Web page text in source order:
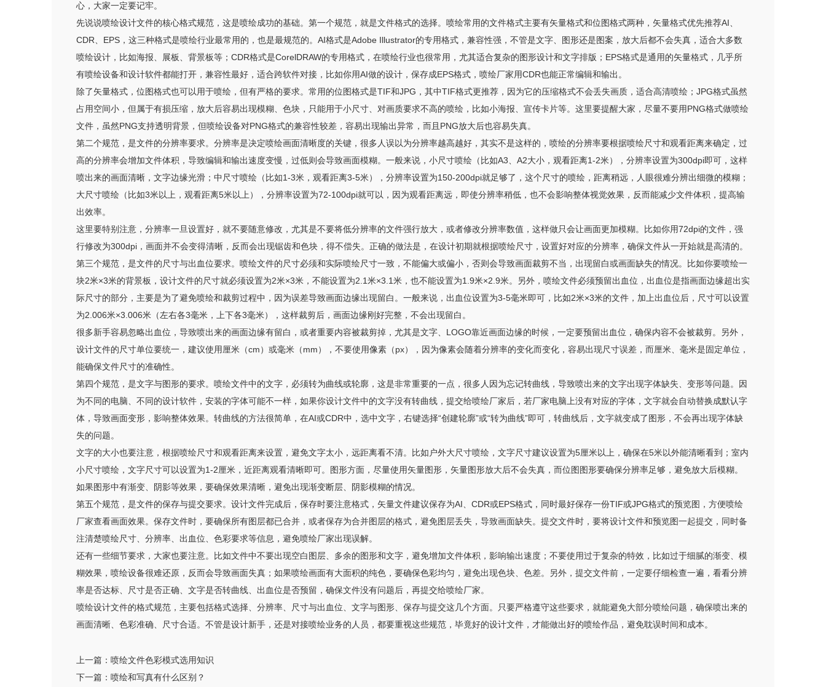
心，大家一定要记牢。
先说说喷绘设计文件的核心格式规范，这是喷绘成功的基础。第一个规范，就是文件格式的选择。喷绘常用的文件格式主要有矢量格式和位图格式两种，矢量格式优先推荐AI、
CDR、EPS，这三种格式是喷绘行业最常用的，也是最规范的。AI格式是Adobe Illustrator的专用格式，兼容性强，不管是文字、图形还是图案，放大后都不会失真，适合大多数
喷绘设计，比如海报、展板、背景板等；CDR格式是CorelDRAW的专用格式，在喷绘行业也很常用，尤其适合复杂的图形设计和文字排版；EPS格式是通用的矢量格式，几乎所
有喷绘设备和设计软件都能打开，兼容性最好，适合跨软件对接，比如你用AI做的设计，保存成EPS格式，喷绘厂家用CDR也能正常编辑和输出。
除了矢量格式，位图格式也可以用于喷绘，但有严格的要求。常用的位图格式是TIF和JPG，其中TIF格式更推荐，因为它的压缩格式不会丢失画质，适合高清喷绘；JPG格式虽然
占用空间小，但属于有损压缩，放大后容易出现模糊、色块，只能用于小尺寸、对画质要求不高的喷绘，比如小海报、宣传卡片等。这里要提醒大家，尽量不要用PNG格式做喷绘
文件，虽然PNG支持透明背景，但喷绘设备对PNG格式的兼容性较差，容易出现输出异常，而且PNG放大后也容易失真。
第二个规范，是文件的分辨率要求。分辨率是决定喷绘画面清晰度的关键，很多人误以为分辨率越高越好，其实不是这样的，喷绘的分辨率要根据喷绘尺寸和观看距离来确定，过
高的分辨率会增加文件体积，导致编辑和输出速度变慢，过低则会导致画面模糊。一般来说，小尺寸喷绘（比如A3、A2大小，观看距离1-2米），分辨率设置为300dpi即可，这样
喷出来的画面清晰，文字边缘光滑；中尺寸喷绘（比如1-3米，观看距离3-5米），分辨率设置为150-200dpi就足够了，这个尺寸的喷绘，距离稍远，人眼很难分辨出细微的模糊；
大尺寸喷绘（比如3米以上，观看距离5米以上），分辨率设置为72-100dpi就可以，因为观看距离远，即使分辨率稍低，也不会影响整体视觉效果，反而能减少文件体积，提高输
出效率。
这里要特别注意，分辨率一旦设置好，就不要随意修改，尤其是不要将低分辨率的文件强行放大，或者修改分辨率数值，这样做只会让画面更加模糊。比如你用72dpi的文件，强
行修改为300dpi，画面并不会变得清晰，反而会出现锯齿和色块，得不偿失。正确的做法是，在设计初期就根据喷绘尺寸，设置好对应的分辨率，确保文件从一开始就是高清的。
第三个规范，是文件的尺寸与出血位要求。喷绘文件的尺寸必须和实际喷绘尺寸一致，不能偏大或偏小，否则会导致画面裁剪不当，出现留白或画面缺失的情况。比如你要喷绘一
块2米×3米的背景板，设计文件的尺寸就必须设置为2米×3米，不能设置为2.1米×3.1米，也不能设置为1.9米×2.9米。另外，喷绘文件必须预留出血位，出血位是指画面边缘超出实
际尺寸的部分，主要是为了避免喷绘和裁剪过程中，因为误差导致画面边缘出现留白。一般来说，出血位设置为3-5毫米即可，比如2米×3米的文件，加上出血位后，尺寸可以设置
为2.006米×3.006米（左右各3毫米，上下各3毫米），这样裁剪后，画面边缘刚好完整，不会出现留白。
很多新手容易忽略出血位，导致喷出来的画面边缘有留白，或者重要内容被裁剪掉，尤其是文字、LOGO靠近画面边缘的时候，一定要预留出血位，确保内容不会被裁剪。另外，
设计文件的尺寸单位要统一，建议使用厘米（cm）或毫米（mm），不要使用像素（px），因为像素会随着分辨率的变化而变化，容易出现尺寸误差，而厘米、毫米是固定单位，
能确保文件尺寸的准确性。
第四个规范，是文字与图形的要求。喷绘文件中的文字，必须转为曲线或轮廓，这是非常重要的一点，很多人因为忘记转曲线，导致喷出来的文字出现字体缺失、变形等问题。因
为不同的电脑、不同的设计软件，安装的字体可能不一样，如果你设计文件中的文字没有转曲线，提交给喷绘厂家后，若厂家电脑上没有对应的字体，文字就会自动替换成默认字
体，导致画面变形，影响整体效果。转曲线的方法很简单，在AI或CDR中，选中文字，右键选择“创建轮廓”或“转为曲线”即可，转曲线后，文字就变成了图形，不会再出现字体缺
失的问题。
文字的大小也要注意，根据喷绘尺寸和观看距离来设置，避免文字太小，远距离看不清。比如户外大尺寸喷绘，文字尺寸建议设置为5厘米以上，确保在5米以外能清晰看到；室内
小尺寸喷绘，文字尺寸可以设置为1-2厘米，近距离观看清晰即可。图形方面，尽量使用矢量图形，矢量图形放大后不会失真，而位图图形要确保分辨率足够，避免放大后模糊。
如果图形中有渐变、阴影等效果，要确保效果清晰，避免出现渐变断层、阴影模糊的情况。
第五个规范，是文件的保存与提交要求。设计文件完成后，保存时要注意格式，矢量文件建议保存为AI、CDR或EPS格式，同时最好保存一份TIF或JPG格式的预览图，方便喷绘
厂家查看画面效果。保存文件时，要确保所有图层都已合并，或者保存为合并图层的格式，避免图层丢失，导致画面缺失。提交文件时，要将设计文件和预览图一起提交，同时备
注清楚喷绘尺寸、分辨率、出血位、色彩要求等信息，避免喷绘厂家出现误解。
还有一些细节要求，大家也要注意。比如文件中不要出现空白图层、多余的图形和文字，避免增加文件体积，影响输出速度；不要使用过于复杂的特效，比如过于细腻的渐变、模
糊效果，喷绘设备很难还原，反而会导致画面失真；如果喷绘画面有大面积的纯色，要确保色彩均匀，避免出现色块、色差。另外，提交文件前，一定要仔细检查一遍，看看分辨
率是否达标、尺寸是否正确、文字是否转曲线、出血位是否预留，确保文件没有问题后，再提交给喷绘厂家。
喷绘设计文件的格式规范，主要包括格式选择、分辨率、尺寸与出血位、文字与图形、保存与提交这几个方面。只要严格遵守这些要求，就能避免大部分喷绘问题，确保喷出来的
画面清晰、色彩准确、尺寸合适。不管是设计新手，还是对接喷绘业务的人员，都要重视这些规范，毕竟好的设计文件，才能做出好的喷绘作品，避免耽误时间和成本。
上一篇： 喷绘文件色彩模式选用知识
下一篇： 喷绘和写真有什么区别？